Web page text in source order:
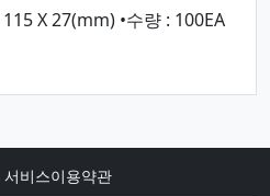
X 27(mm) •수량 : 100EA
서비스이용약관